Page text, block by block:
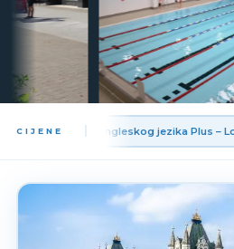
CIJENE
Proljetna škola engleskog jezika Plus –